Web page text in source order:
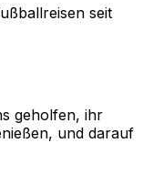
seit
geholfen, ihr
und darauf